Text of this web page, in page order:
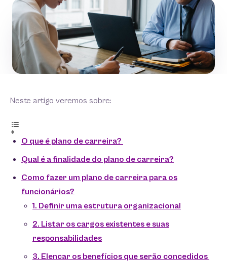
Neste artigo veremos sobre:
O que é plano de carreira?
Qual é a finalidade do plano de carreira?
Como fazer um plano de carreira para os
funcionários?
1. Definir uma estrutura organizacional
2. Listar os cargos existentes e suas
responsabilidades
3. Elencar os benefícios que serão concedidos